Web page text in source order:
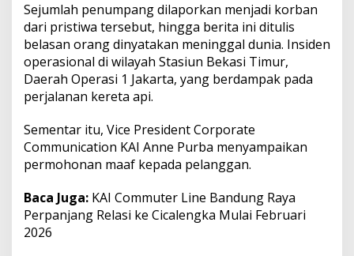
a
n
K
o
r
a
J
w
a
Sejumlah penumpang dilaporkan menjadi korban
dari pristiwa tersebut, hingga berita ini ditulis
belasan orang dinyatakan meninggal dunia. Insiden
operasional di wilayah Stasiun Bekasi Timur,
Daerah Operasi 1 Jakarta, yang berdampak pada
perjalanan kereta api.
Sementar itu, Vice President Corporate
Communication KAI Anne Purba menyampaikan
permohonan maaf kepada pelanggan.
Baca Juga: KAI Commuter Line Bandung Raya
Perpanjang Relasi ke Cicalengka Mulai Februari
2026